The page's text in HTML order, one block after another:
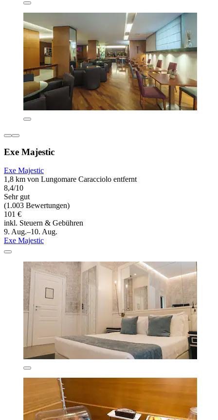
Exe Majestic
Exe Majestic
1,8 km von Lungomare Caracciolo entfernt
8,4/10
Sehr gut
(1.003 Bewertungen)
101 €
inkl. Steuern & Gebühren
9. Aug.–10. Aug.
Exe Majestic